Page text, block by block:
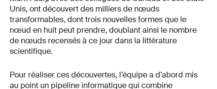
Unis, ont découvert des milliers de nœuds
transformables, dont trois nouvelles formes que le
nœud en huit peut prendre, doublant ainsi le nombre
de nœuds recensés à ce jour dans la littérature
scientifique.
Pour réaliser ces découvertes, l’équipe a d’abord mis
au point un pipeline informatique qui combine